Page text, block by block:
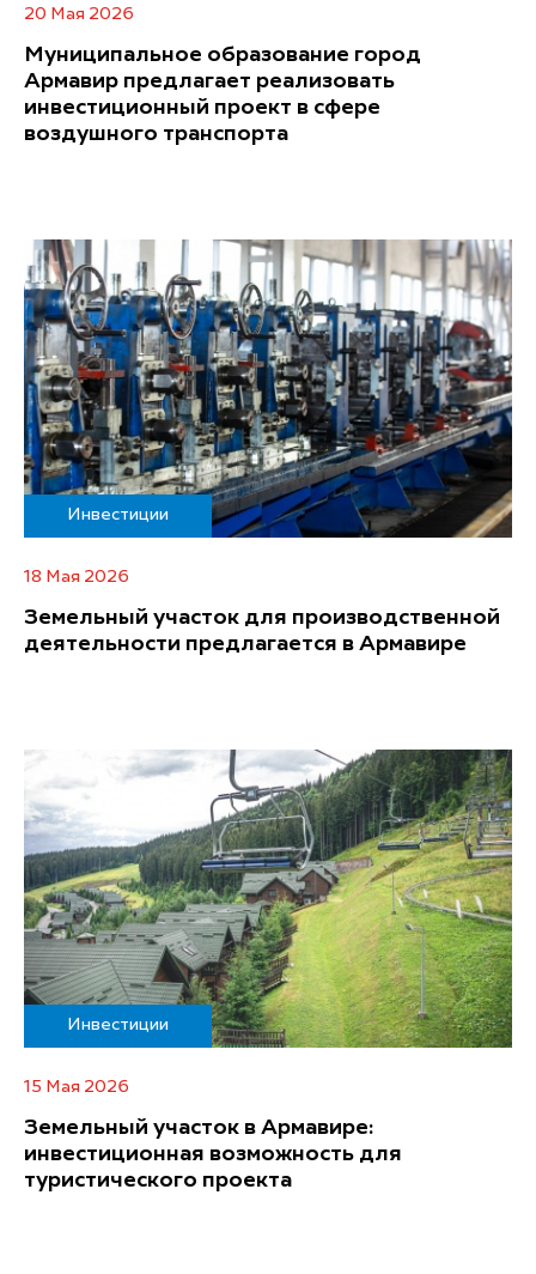
20 Мая 2026
Муниципальное образование город
Армавир предлагает реализовать
инвестиционный проект в сфере
воздушного транспорта
Инвестиции
18 Мая 2026
Земельный участок для производственной
деятельности предлагается в Армавире
Инвестиции
15 Мая 2026
Земельный участок в Армавире:
инвестиционная возможность для
туристического проекта